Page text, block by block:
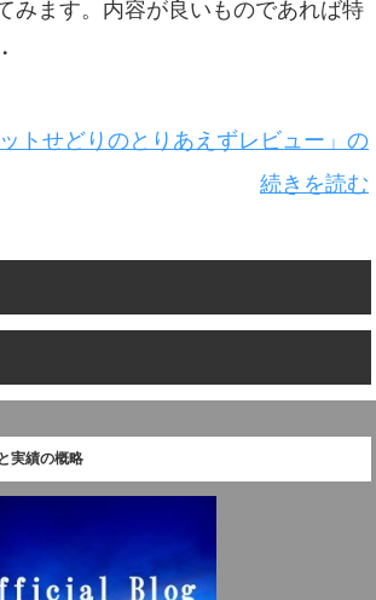
みます。内容が良いものであれば特
ットせどりのとりあえずレビュー」の
続きを読む
実績の概略